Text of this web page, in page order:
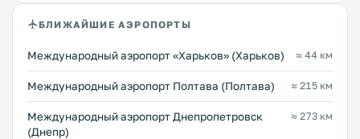
БЛИЖАЙШИЕ АЭРОПОРТЫ
Международный аэропорт «Харьков» (Харьков) ≈ 44 км
Международный аэропорт Полтава (Полтава) ≈ 215 км
Международный аэропорт Днепропетровск
(Днепр)
≈ 273 км